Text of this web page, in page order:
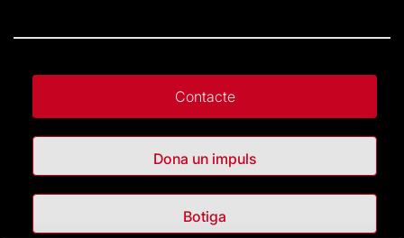
Contacte
Dona un impuls
Botiga